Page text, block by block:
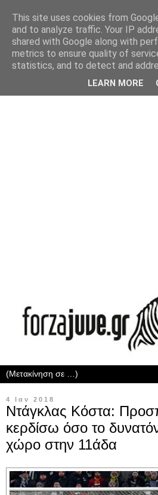
4 Ιαν 2018
Ντάγκλας Κόστα:
κερδίσω όσο το
χώρο στην 11άδα
This site uses cookies from
and to analyze traffic. Your IP
shared with Google along with
metrics to ensure quality of
statistics, and to detect and
LEARN MORE